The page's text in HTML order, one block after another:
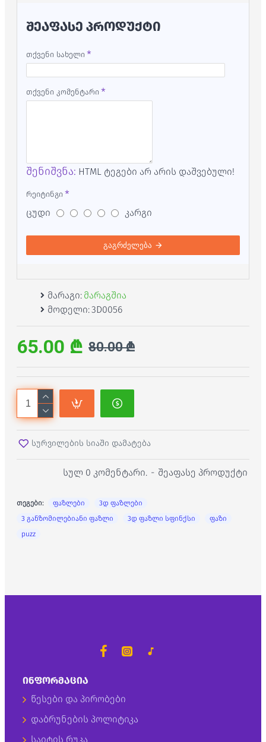
ᲨᲔᲐᲤᲐᲡᲔ ᲞᲠᲝᲓᲣᲥᲢᲘ
თქვენი სახელი
თქვენი კომენტარი
შენიშვნა: HTML ტეგები არ არის დაშვებული!
რეიტინგი
ცუდი კარგი
გაგრძელება
მარაგი: მარაგშია
მოდელი:3D0056
სულ 0 კომენტარი. - შეაფასე პროდუქტი
65.00 ₾ 80.00 ₾
სურვილების სიაში დამატება
თეგები: ფაზლები
3დ ფაზლები
3 განზომილებიანი ფაზლი
3დ ფაზლი სფინქსი
ფაზი
puzz
ᲘᲜᲤᲝᲠᲛᲐᲪᲘᲐ
წესები და პირობები
დაბრუნების პოლიტიკა
საიტის რუკა